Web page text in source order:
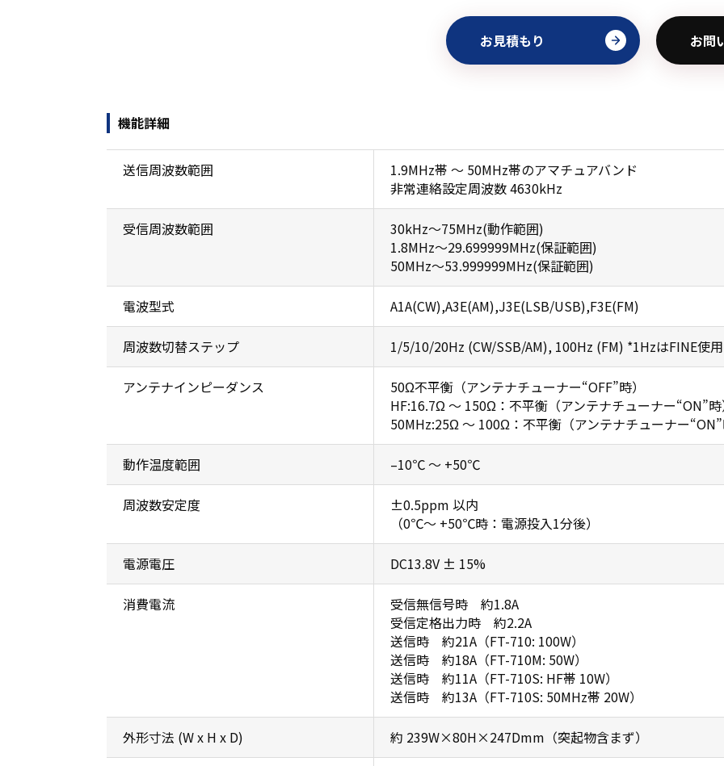
お見積もり お問
機能詳細
送信周波数範囲
1.9MHz帯 ～ 50MHz帯のアマチュアバンド
非常連絡設定周波数 4630kHz
受信周波数範囲
30kHz～75MHz(動作範囲)
1.8MHz～29.699999MHz(保証範囲)
50MHz～53.999999MHz(保証範囲)
電波型式 A1A(CW),A3E(AM),J3E(LSB/USB),F3E(FM)
周波数切替ステップ 1/5/10/20Hz (CW/SSB/AM), 100Hz (FM) *1HzはFINE使
アンテナインピーダンス
50Ω不平衡（アンテナチューナー“OFF”時）
HF:16.7Ω ～ 150Ω：不平衡（アンテナチューナー“ON”時
50MHz:25Ω ～ 100Ω：不平衡（アンテナチューナー
動作温度範囲 –10℃ ～ +50℃
周波数安定度
±0.5ppm 以内
（0℃～ +50℃時：電源投入1分後）
電源電圧 DC13.8V ± 15%
消費電流
受信無信号時 約1.8A
受信定格出力時 約2.2A
送信時 約21A（FT-710: 100W）
送信時 約18A（FT-710M: 50W）
送信時 約11A（FT-710S: HF帯 10W）
送信時 約13A（FT-710S: 50MHz帯 20W）
外形寸法 (W x H x D) 約 239W×80H×247Dmm（突起物含まず）